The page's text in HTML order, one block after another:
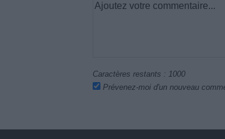
Caractères restants : 1000
Prévenez-moi d'un nouveau